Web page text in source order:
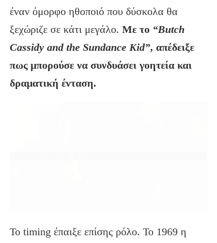
έναν όμορφο ηθοποιό που δύσκολα θα
ξεχώριζε σε κάτι μεγάλο. Με το “Butch
Cassidy and the Sundance Kid”, απέδειξε
πως μπορούσε να συνδυάσει γοητεία και
δραματική ένταση.
Το timing έπαιξε επίσης ρόλο. Το 1969 η